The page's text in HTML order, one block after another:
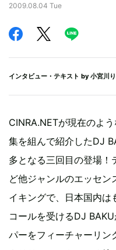
2009.08.04 Tue
インタビュー・テキスト by 小宮川
CINRA.NETが現在のよ
集を組んで紹介したDJ
多となる三回目の登場！
ど他ジャンルのエッセン
イキングで、日本国内は
コールを受けるDJ
パーをフィーチャーリン